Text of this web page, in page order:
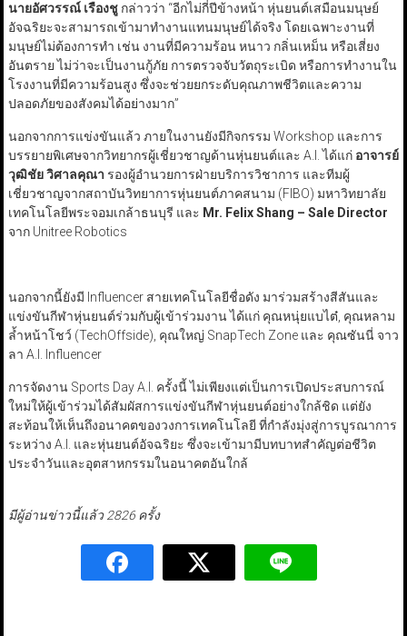
นายอัศวรรณ์ เรืองชูกล่าวว่า “อีกไม่กี่ปีข้างหน้า หุ่นยนต์เสมือนมนุษย์
อัจฉริยะจะสามารถเข้ามาทำงานแทนมนุษย์ได้จริง โดยเฉพาะงานที่
มนุษย์ไม่ต้องการทำ เช่น งานที่มีความร้อน หนาว กลิ่นเหม็น หรือเสี่ยง
อันตราย ไม่ว่าจะเป็นงานกู้ภัย การตรวจจับวัตถุระเบิด หรือการทำงานใน
โรงงานที่มีความร้อนสูง ซึ่งจะช่วยยกระดับคุณภาพชีวิตและความ
ปลอดภัยของสังคมได้อย่างมาก”
นอกจากการแข่งขันแล้ว ภายในงานยังมีกิจกรรม Workshop และการ
บรรยายพิเศษจากวิทยากรผู้เชี่ยวชาญด้านหุ่นยนต์และ A.I. ได้แก่ อาจารย์
วุฒิชัย วิศาลคุณา รองผู้อำนวยการฝ่ายบริการวิชาการ และทีมผู้
เชี่ยวชาญจากสถาบันวิทยาการหุ่นยนต์ภาคสนาม (FIBO) มหาวิทยาลัย
เทคโนโลยีพระจอมเกล้าธนบุรี และ Mr. Felix Shang – Sale Director
จาก Unitree Robotics
นอกจากนี้ยังมี Influencer สายเทคโนโลยีชื่อดัง มาร่วมสร้างสีสันและ
แข่งขันกีฬาหุ่นยนต์ร่วมกับผู้เข้าร่วมงาน ได้แก่ คุณหนุ่ยแบไต๋, คุณหลาม
ล้ำหน้าโชว์ (TechOffside), คุณใหญ่ SnapTech Zone และ คุณซันนี่ จาว
ลา A.I. Influencer
การจัดงาน Sports Day A.I. ครั้งนี้ ไม่เพียงแต่เป็นการเปิดประสบการณ์
ใหม่ให้ผู้เข้าร่วมได้สัมผัสการแข่งขันกีฬาหุ่นยนต์อย่างใกล้ชิด แต่ยัง
สะท้อนให้เห็นถึงอนาคตของวงการเทคโนโลยี ที่กำลังมุ่งสู่การบูรณาการ
ระหว่าง A.I. และหุ่นยนต์อัจฉริยะ ซึ่งจะเข้ามามีบทบาทสำคัญต่อชีวิต
ประจำวันและอุตสาหกรรมในอนาคตอันใกล้
มีผู้อ่านข่าวนี้แล้ว 2826 ครั้ง